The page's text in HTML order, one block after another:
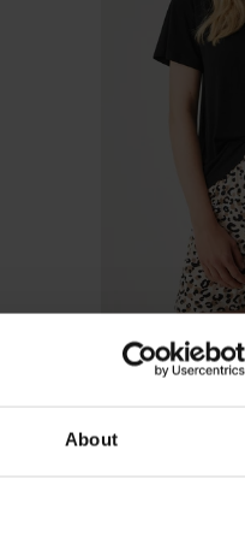
About
Γυναικεία
παντελόνι